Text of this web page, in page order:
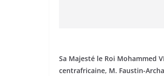
Sa Majesté le Roi Mohammed
centrafricaine, M. Faustin-